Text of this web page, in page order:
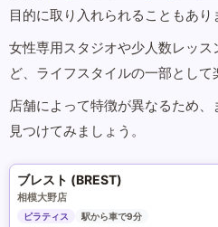
目的に取り入れられることもあり
女性専用スタジオや少人数レッ
ど、ライフスタイルの一部として
店舗によって特徴が異なるため
見つけてみましょう。
ブレスト (BREST)
相模大野店
ピラティス
駅から車で9分